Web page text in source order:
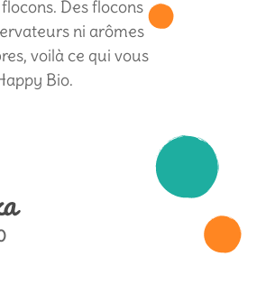
Des flocons
ni arômes
voilà ce qui vous
Bio.